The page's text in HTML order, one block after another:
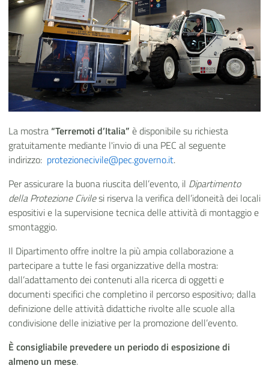
La mostra“Terremoti d’Italia” è disponibile su richiesta
gratuitamente mediante l'invio di una PEC al seguente
indirizzo: protezionecivile@pec.governo.it.
Per assicurare la buona riuscita dell’evento, il Dipartimento
della Protezione Civilesi riserva la verifica dell’idoneità dei locali
espositivi e la supervisione tecnica delle attività di montaggio e
smontaggio.
Il Dipartimento offre inoltre la più ampia collaborazione a
partecipare a tutte le fasi organizzative della mostra:
dall’adattamento dei contenuti alla ricerca di oggetti e
documenti specifici che completino il percorso espositivo; dalla
definizione delle attività didattiche rivolte alle scuole alla
condivisione delle iniziative per la promozione dell’evento.
È consigliabile prevedere un periodo di esposizione di
almeno un mese.